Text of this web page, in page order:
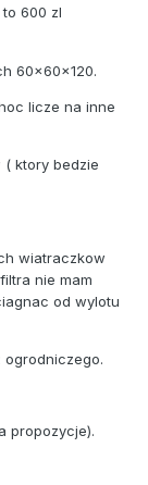
600 zl
60x60x120.
licze na inne
( ktory bedzie
wiatraczkow
nie mam
od wylotu
propozycje).